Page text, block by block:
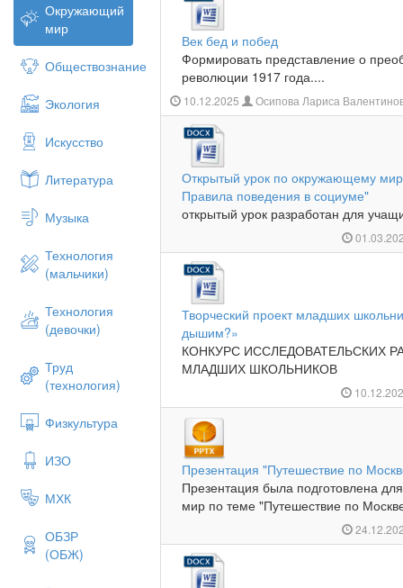
Окружающий
мир
Обществознание
Экология
Искусство
Литература
Музыка
Технология
(мальчики)
Технология
(девочки)
Труд
(технология)
Физкультура
ИЗО
МХК
ОБЗР
(ОБЖ)
Век бед и побед
Формировать представление о
революции 1917 года....
10.12.2025 Осипова Лариса
Открытый урок по окружающему
Правила поведения в социуме"
открытый урок разработан для
Творческий проект младших
дышим?»
КОНКУРС ИССЛЕДОВАТЕЛЬСКИХ
МЛАДШИХ ШКОЛЬНИКОВ
Презентация "Путешествие по
Презентация была подготовлена
мир по теме "Путешествие по